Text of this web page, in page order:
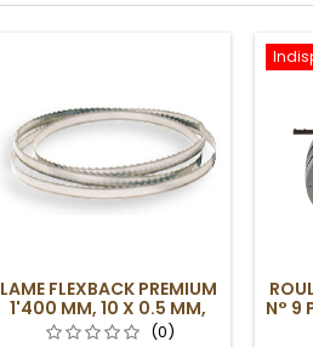
LAME FLEXBACK PREMIUM
1'400 MM, 10 X 0.5 MM,
4DPP
(0)
N° 9